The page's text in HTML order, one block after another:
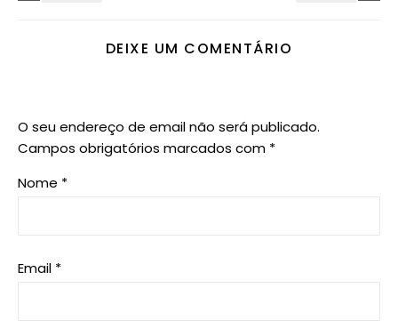
DEIXE UM COMENTÁRIO
O seu endereço de email não será publicado.
Campos obrigatórios marcados com *
Nome *
Email *